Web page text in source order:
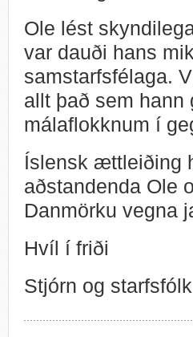
Ole lést
var dauði hans
samstarfsfélaga.
allt það sem hann
málaflokknum í
Íslensk ættleiðing
aðstandenda Ole
Danmörku vegna
Hvíl í friði
Stjórn og